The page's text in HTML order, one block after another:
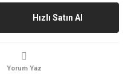
Hızlı Satın Al
Yorum Yaz